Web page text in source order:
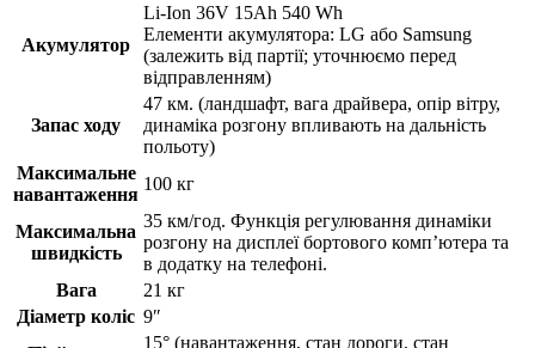
Акумулятор
Li-Ion 36V 15Ah 540 Wh
Елементи акумулятора: LG або Samsung
(залежить від партії; уточнюємо перед
відправленням)
Запас ходу
47 км. (ландшафт, вага драйвера, опір вітру,
динаміка розгону впливають на дальність
польоту)
Максимальне
навантаження
100 кг
Максимальна
швидкість
35 км/год. Функція регулювання динаміки
розгону на дисплеї бортового комп’ютера та
в додатку на телефоні.
Вага
21 кг
Діаметр коліс 9″
15° (навантаження, стан дороги, стан